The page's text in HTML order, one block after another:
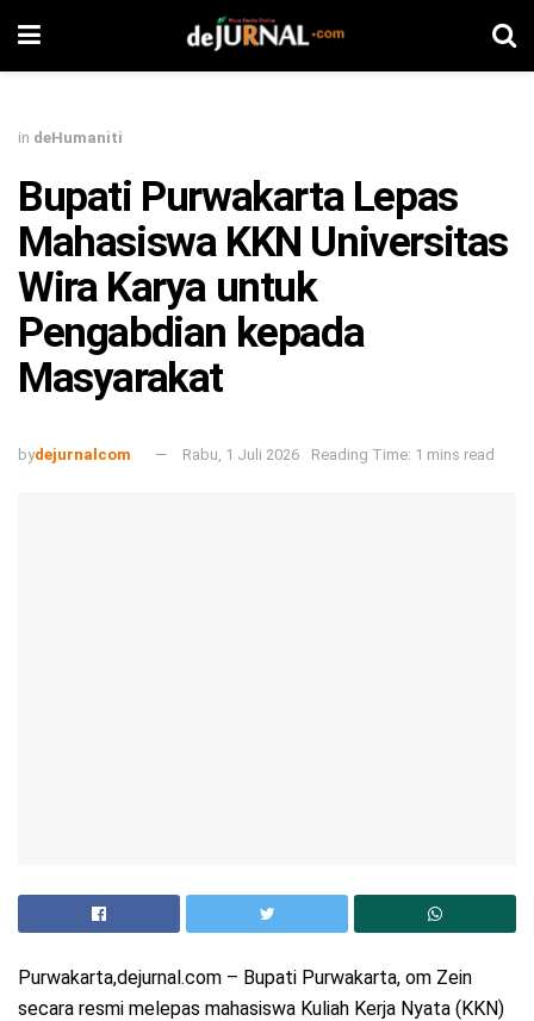
in deHumaniti
Bupati Purwakarta Lepas
Mahasiswa KKN Universitas
Wira Karya untuk
Pengabdian kepada
Masyarakat
bydejurnalcom Rabu, 1 Juli 2026 Reading Time: 1 mins read
Purwakarta,dejurnal.com – Bupati Purwakarta, om Zein
secara resmi melepas mahasiswa Kuliah Kerja Nyata (KKN)